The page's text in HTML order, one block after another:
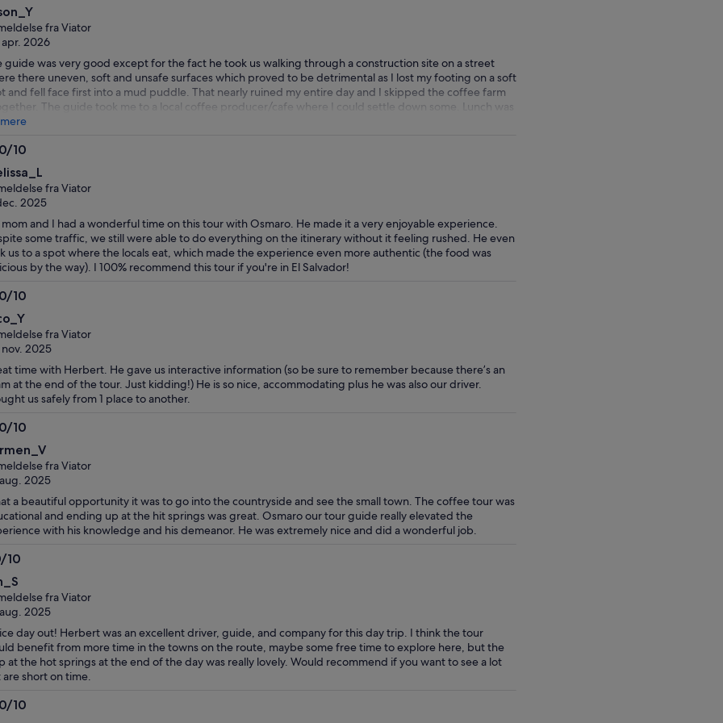
fra Viator
2026
guide was very good except for the fact he took us walking through a construction site on a street
there uneven, soft and unsafe surfaces which proved to be detrimental as I lost my footing on a soft
and fell face first into a mud puddle. That nearly ruined my entire day and I skipped the coffee farm
The guide took me to a local coffee producer/cafe where I could settle down some. Lunch was
very charming restaurant. The weather was awful with heavy rain all day but that wasn’t the tour
fault. We only got 45 minutes to enjoy the hot springs which I thought was unacceptable. I had
little time to enjoy the water and the others on our tour didn’t even bother to change and get in the
at all because of the short time.
10
fra Viator
2025
and I had a wonderful time on this tour with Osmaro. He made it a very enjoyable experience.
some traffic, we still were able to do everything on the itinerary without it feeling rushed. He even
us to a spot where the locals eat, which made the experience even more authentic (the food was
by the way). I 100% recommend this tour if you're in El Salvador!
10
fra Viator
2025
time with Herbert. He gave us interactive information (so be sure to remember because there’s an
at the end of the tour. Just kidding!) He is so nice, accommodating plus he was also our driver.
us safely from 1 place to another.
10
fra Viator
2025
a beautiful opportunity it was to go into the countryside and see the small town. The coffee tour was
and ending up at the hit springs was great. Osmaro our tour guide really elevated the
with his knowledge and his demeanor. He was extremely nice and did a wonderful job.
10
fra Viator
2025
day out! Herbert was an excellent driver, guide, and company for this day trip. I think the tour
benefit from more time in the towns on the route, maybe some free time to explore here, but the
at the hot springs at the end of the day was really lovely. Would recommend if you want to see a lot
are short on time.
10